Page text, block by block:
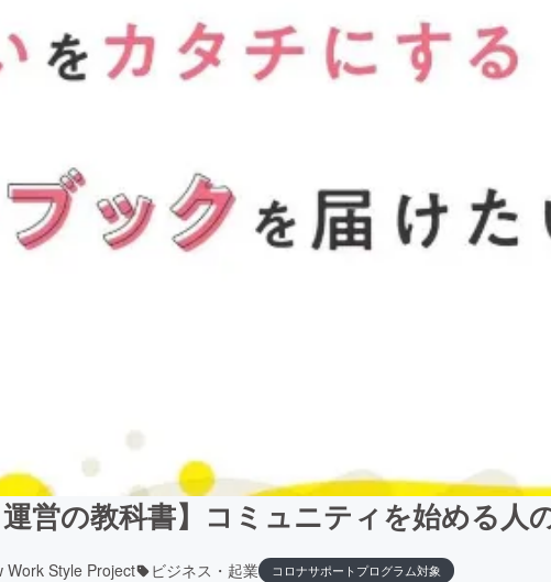
営の教科書】コミュニティを始める人
Work Style Project ビジネス・起業 コロナサポートプログラム対象